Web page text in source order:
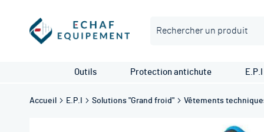
Outils Protection antichute E.P.I
Accueil E.P.I Solutions "Grand froid" Vêtements